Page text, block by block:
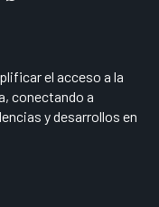
el acceso a la
conectando a
y desarrollos en